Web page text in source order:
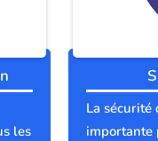
les
La sécurité
importante